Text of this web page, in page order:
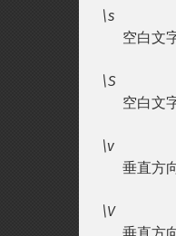
\s
空白文
\S
空白文
\v
垂直方
\V